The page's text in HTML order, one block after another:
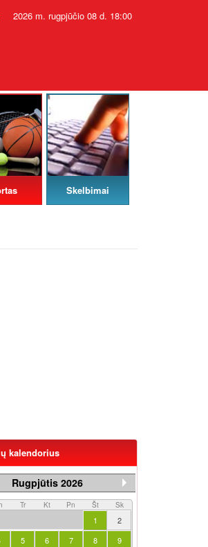
2026 m. rugpjūčio 08 d. 18:00
Skelbimai
kalendorius
Rugpjūtis 2026
Tr Kt Pn Št Sk
1
2
5 6 7 8
9